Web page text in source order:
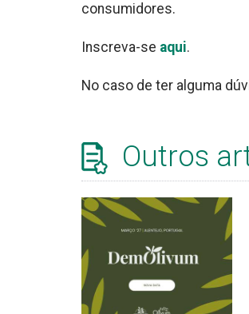
consumidores.
Inscreva-se aqui.
No caso de ter alguma
Outros